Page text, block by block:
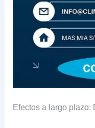
Efectos a largo plazo: